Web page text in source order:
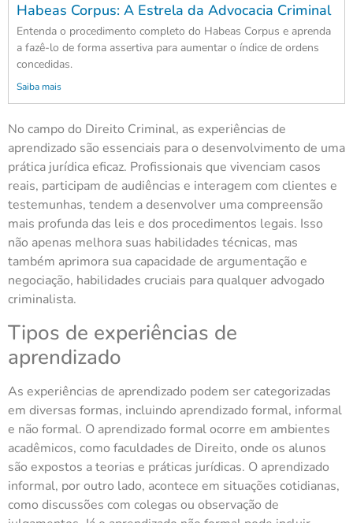
Habeas Corpus: A Estrela da Advocacia Criminal
Entenda o procedimento completo do Habeas Corpus e aprenda
a fazê-lo de forma assertiva para aumentar o índice de ordens
concedidas.
Saiba mais
No campo do Direito Criminal, as experiências de
aprendizado são essenciais para o desenvolvimento de uma
prática jurídica eficaz. Profissionais que vivenciam casos
reais, participam de audiências e interagem com clientes e
testemunhas, tendem a desenvolver uma compreensão
mais profunda das leis e dos procedimentos legais. Isso
não apenas melhora suas habilidades técnicas, mas
também aprimora sua capacidade de argumentação e
negociação, habilidades cruciais para qualquer advogado
criminalista.
Tipos de experiências de
aprendizado
As experiências de aprendizado podem ser categorizadas
em diversas formas, incluindo aprendizado formal, informal
e não formal. O aprendizado formal ocorre em ambientes
acadêmicos, como faculdades de Direito, onde os alunos
são expostos a teorias e práticas jurídicas. O aprendizado
informal, por outro lado, acontece em situações cotidianas,
como discussões com colegas ou observação de